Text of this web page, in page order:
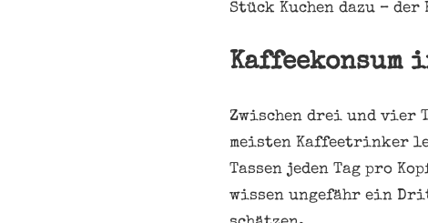
Stück Kuchen dazu –
Kaffeekonsum
Zwischen drei und vier
meisten Kaffeetrinker
Tassen jeden Tag pro
wissen ungefähr ein